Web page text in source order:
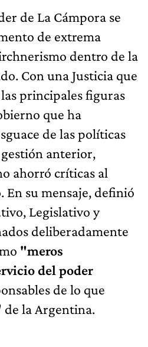
de La Cámpora se
de extrema
dentro de la
Con una Justicia que
principales figuras
que ha
de las políticas
anterior,
ahorró críticas al
En su mensaje, definió
Legislativo y
deliberadamente
"meros
del poder
de lo que
de la Argentina.